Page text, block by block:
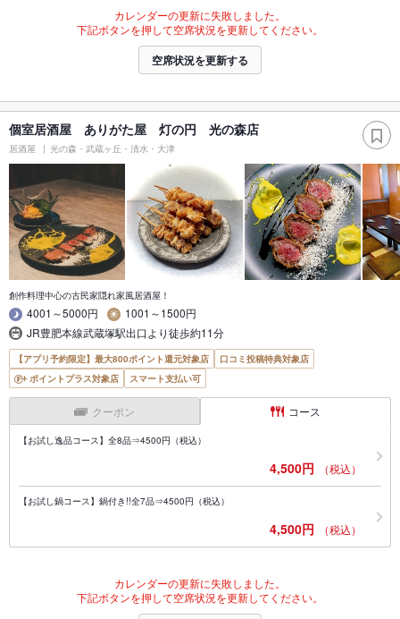
カレンダーの更新に失敗しました。
下記ボタンを押して空席状況を更新してください。
空席状況を更新する
個室居酒屋 ありがた屋 灯の円 光の森店
居酒屋 光の森・武蔵ヶ丘・清水・大津
創作料理中心の古民家隠れ家風居酒屋！
4001～5000円
1001～1500円
JR豊肥本線武蔵塚駅出口より徒歩約11分
【アプリ予約限定】最大800ポイント還元対象店
口コミ投稿特典対象店
ポイントプラス対象店
スマート支払い可
クーポン コース
【お試し逸品コース】全8品⇒4500円（税込）
4,500円 （税込）
【お試し鍋コース】鍋付き!!全7品⇒4500円（税込）
4,500円 （税込）
カレンダーの更新に失敗しました。
下記ボタンを押して空席状況を更新してください。